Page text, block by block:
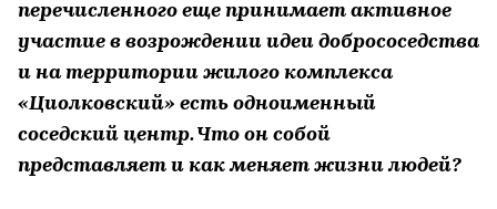
перечисленного еще принимает активное
участие в возрождении идеи добрососедства
и на территории жилого комплекса
«Циолковский» есть одноименный
соседский центр. Что он собой
представляет и как меняет жизни людей?